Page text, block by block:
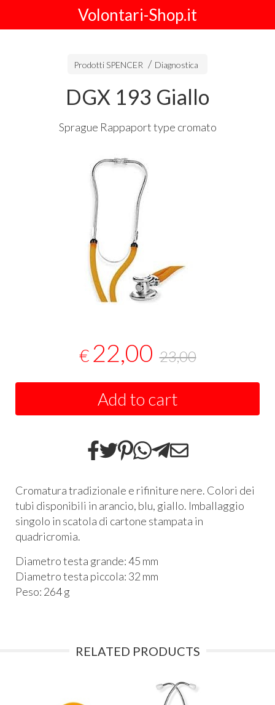
Volontari-Shop.it
Prodotti SPENCER Diagnostica
DGX 193 Giallo
Sprague Rappaport type cromato
€ 22,00 23,00
Add to cart
Cromatura tradizionale e rifiniture nere. Colori dei
tubi disponibili in arancio, blu, giallo. Imballaggio
singolo in scatola di cartone stampata in
quadricromia.
Diametro testa grande: 45 mm
Diametro testa piccola: 32 mm
Peso: 264 g
RELATED PRODUCTS